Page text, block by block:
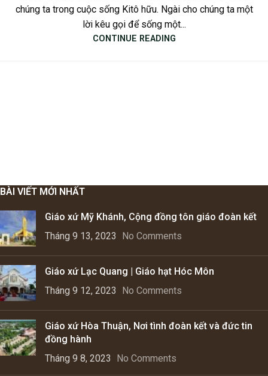
chúng ta trong cuộc sống Kitô hữu. Ngài cho chúng ta một
lời kêu gọi để sống một...
CONTINUE READING
BÀI VIẾT MỚI NHẤT
Giáo xứ Mỹ Khánh, Cộng đồng tôn giáo đoàn kết
Tháng 9 13, 2023
No Comments
Giáo xứ Lạc Quang | Giáo hạt Hóc Môn
Tháng 9 12, 2023
No Comments
Giáo xứ Hòa Thuận, Nơi tình đoàn kết và đức tin
đồng hành
Tháng 9 8, 2023
No Comments